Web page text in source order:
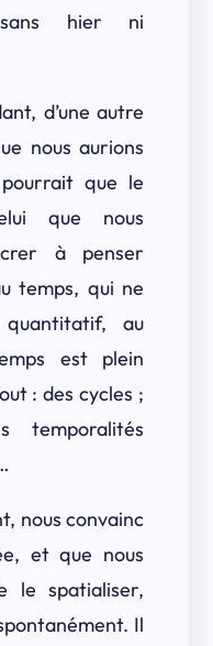
hier ni
d’une autre
nous aurions
que le
que nous
à penser
temps, qui ne
au
est plein
: des cycles ;
temporalités
nous convainc
et que nous
le spatialiser,
Il